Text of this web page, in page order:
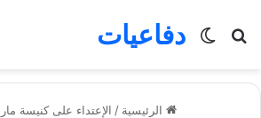
دفاعيات
بحث
الوضع
الرئيسية / الإعتداء على كنيسة